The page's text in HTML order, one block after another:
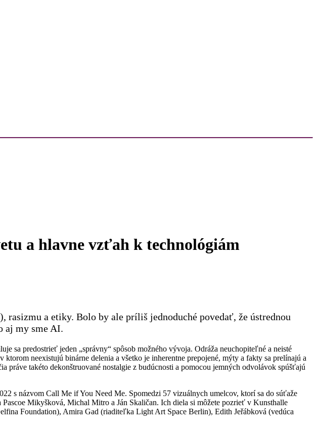
a hlavne vzťah k technológiám
a etiky. Bolo by ale príliš jednoduché povedať, že ústrednou
aj my sme AI.
sa predostrieť jeden „správny“ spôsob možného vývoja. Odráža neuchopiteľné a neisté
neexistujú binárne delenia a všetko je inherentne prepojené, mýty a fakty sa prelínajú a
takéto dekonštruované nostalgie z budúcnosti a pomocou jemných odvolávok spúšťajú
s názvom Call Me if You Need Me. Spomedzi 57 vizuálnych umelcov, ktorí sa do súťaže
Mikyšková, Michal Mitro a Ján Skaličan. Ich diela si môžete pozrieť v Kunsthalle
Foundation), Amira Gad (riaditeľka Light Art Space Berlin), Edith Jeřábková (vedúca